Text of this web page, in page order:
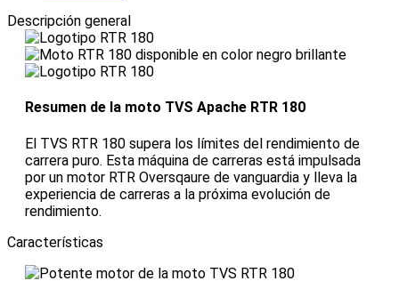
Descripción general
Resumen de la moto TVS Apache RTR 180
El TVS RTR 180 supera los límites del rendimiento de
carrera puro. Esta máquina de carreras está impulsada
por un motor RTR Oversqaure de vanguardia y lleva la
experiencia de carreras a la próxima evolución de
rendimiento.
Características